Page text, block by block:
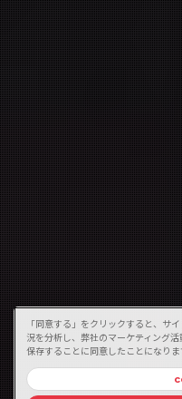
「同意する」をクリックすると、サ
況を分析し、弊社のマーケティング
保存することに同意したことになりま